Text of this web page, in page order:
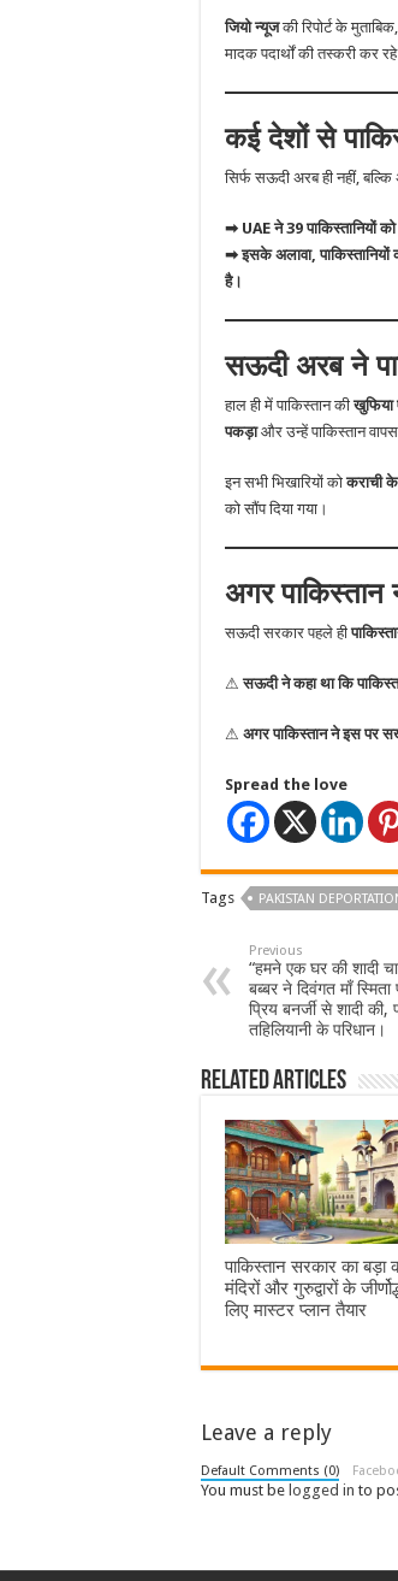
जियो न्यूजकी रिपोर्ट के
मादक पदार्थों की तस्करी कर
कई देशों से
सिर्फ सऊदी अरब ही नहीं, बल्कि
➡ UAE ने 39 पाकिस्तानियों को
➡ इसके अलावा, पाकिस्तानियों
है।
सऊदी अरब ने
हाल ही में पाकिस्तान कीखुफिया
पकड़ाऔर उन्हें पाकिस्तान
इन सभी भिखारियों कोकराची के
को सौंप दिया गया।
अगर
सऊदी सरकार पहले ही
⚠सऊदी ने कहा था कि
⚠ अगर पाकिस्तान ने इस पर
Spread the love
Tags PAKISTAN
Previous
“हमने एक घर की शादी
बब्बर ने दिवंगत माँ
प्रिय बनर्जी से शादी
तहिलियानी के परिधान।
Related Articles
पाकिस्तान सरकार का बड़ा
मंदिरों और गुरुद्वारों के
लिए मास्टर प्लान तैयार
Leave a reply
Default Comments (0)
You must be logged in to